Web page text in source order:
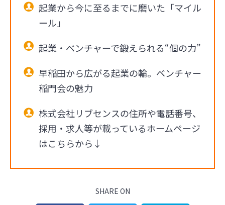
起業から今に至るまでに磨いた「マイル
ール」
起業・ベンチャーで鍛えられる“個の力”
早稲田から広がる起業の輪。ベンチャー
稲門会の魅力
株式会社リブセンスの住所や電話番号、
採用・求人等が載っているホームページ
はこちらから↓
SHARE ON